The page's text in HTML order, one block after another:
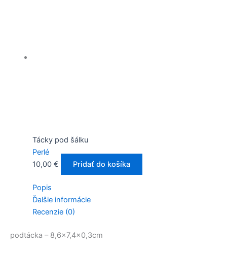
Tácky pod šálku
Perlé
10,00 € Pridať do košíka
Popis
Ďalšie informácie
Recenzie (0)
podtácka – 8,6×7,4×0,3cm